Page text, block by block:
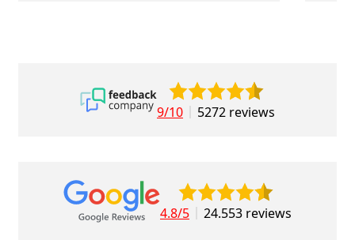
9/10 5272 reviews
4.8/5 24.553 reviews